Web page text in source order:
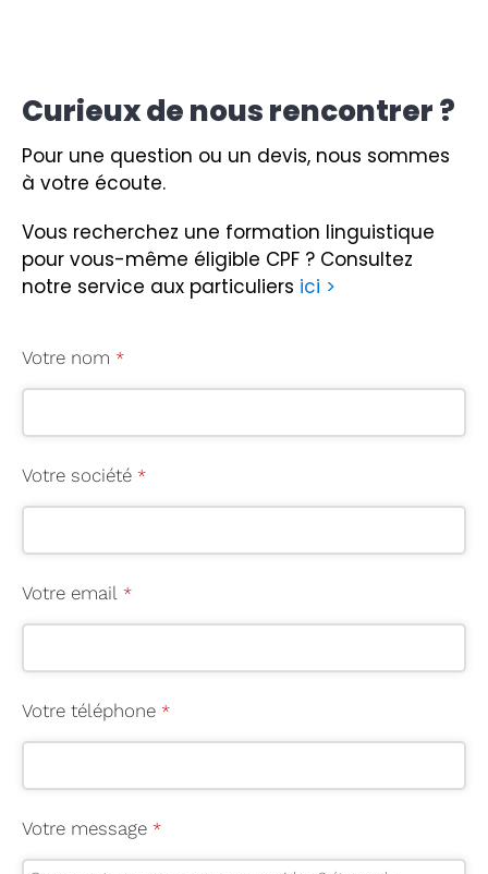
Curieux de nous rencontrer ?
Pour une question ou un devis, nous sommes
à votre écoute.
Vous recherchez une formation linguistique
pour vous-même éligible CPF ? Consultez
notre service aux particuliers ici >
Votre nom *
Votre société *
Votre email *
Votre téléphone *
Votre message *